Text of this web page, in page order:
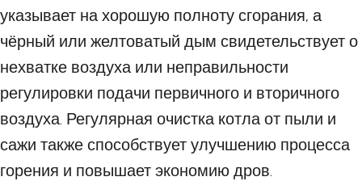
указывает на хорошую полноту сгорания, а
чёрный или желтоватый дым свидетельствует о
нехватке воздуха или неправильности
регулировки подачи первичного и вторичного
воздуха. Регулярная очистка котла от пыли и
сажи также способствует улучшению процесса
горения и повышает экономию дров.